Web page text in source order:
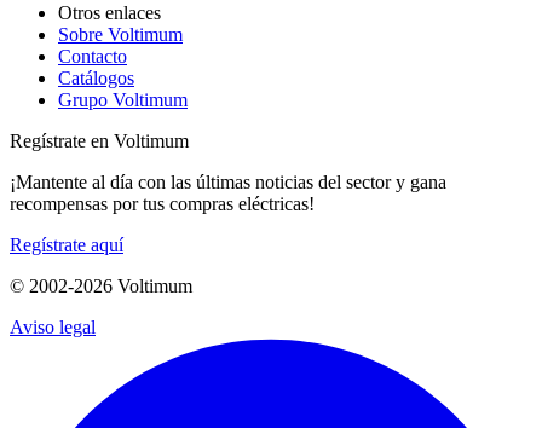
Otros enlaces
Sobre Voltimum
Contacto
Catálogos
Grupo Voltimum
Regístrate en Voltimum
¡Mantente al día con las últimas noticias del sector y gana
recompensas por tus compras eléctricas!
Regístrate aquí
© 2002-2026 Voltimum
Aviso legal